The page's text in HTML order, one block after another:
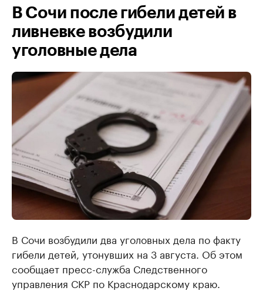
В Сочи после гибели детей в
ливневке возбудили
уголовные дела
В Сочи возбудили два уголовных дела по факту
гибели детей, утонувших на 3 августа. Об этом
сообщает пресс-служба Следственного
управления СКР по Краснодарскому краю.